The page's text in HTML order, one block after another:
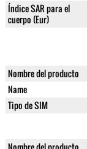
Índice SAR para el
cuerpo (Eur)
Nombre del producto
Name
Tipo de SIM